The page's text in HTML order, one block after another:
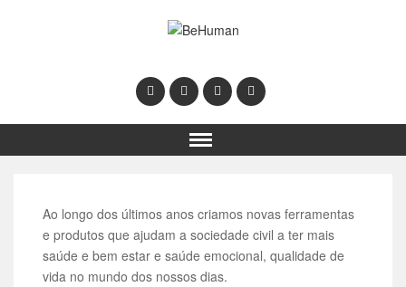
Ao longo dos últimos anos criamos novas ferramentas
e produtos que ajudam a sociedade civil a ter mais
saúde e bem estar e saúde emocional, qualidade de
vida no mundo dos nossos dias.